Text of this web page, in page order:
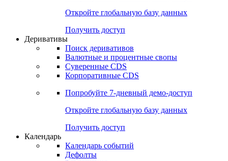
Откройте глобальную базу данных
Получить доступ
Деривативы
Поиск деривативов
Валютные и процентные свопы
Суверенные CDS
Корпоративные CDS
Попробуйте 7-дневный демо-доступ
Откройте глобальную базу данных
Получить доступ
Календарь
Календарь событий
Дефолты